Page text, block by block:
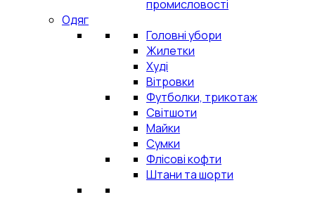
промисловості
Одяг
Головні убори
Жилетки
Худі
Вітровки
Футболки, трикотаж
Світшоти
Майки
Сумки
Флісові кофти
Штани та шорти